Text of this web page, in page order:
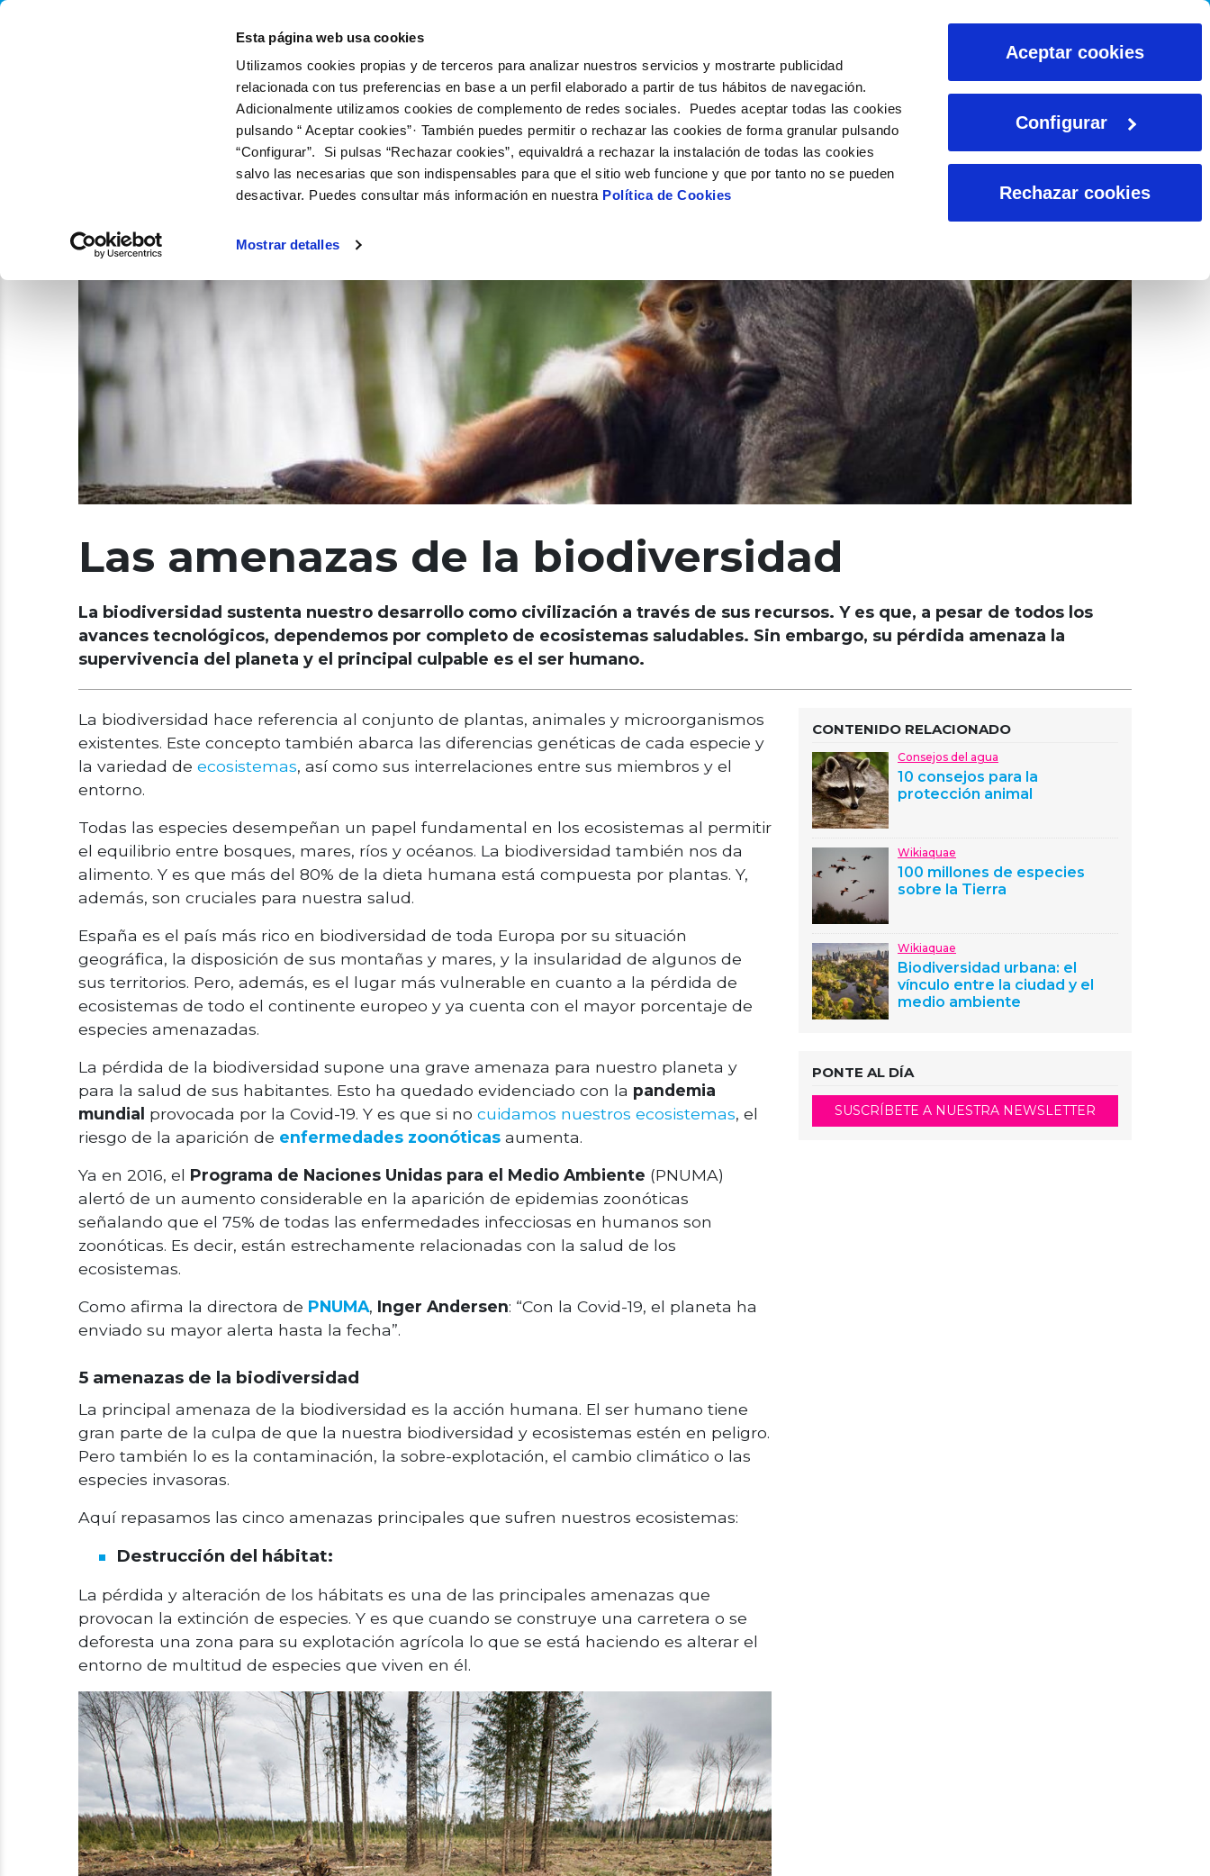
Esta página web usa cookies
Utilizamos cookies propias y de terceros para analizar nuestros servicios y mostrarte publicidad
relacionada con tus preferencias en base a un perfil elaborado a partir de tus hábitos de navegación.
Adicionalmente utilizamos cookies de complemento de redes sociales. Puedes aceptar todas las cookies
pulsando “ Aceptar cookies”· También puedes permitir o rechazar las cookies de forma granular pulsando
“Configurar”. Si pulsas “Rechazar cookies”, equivaldrá a rechazar la instalación de todas las cookies
salvo las necesarias que son indispensables para que el sitio web funcione y que por tanto no se pueden
desactivar. Puedes consultar más información en nuestra Política de Cookies
Mostrar detalles
Aceptar cookies
Configurar
Rechazar cookies
QUIÉNES SOMOS QUÉ HACEMOS
Las amenazas de la biodiversidad
La biodiversidad sustenta nuestro desarrollo como civilización a través de sus recursos. Y es que, a pesar de todos los
avances tecnológicos, dependemos por completo de ecosistemas saludables. Sin embargo, su pérdida amenaza la
supervivencia del planeta y el principal culpable es el ser humano.
La biodiversidad hace referencia al conjunto de plantas, animales y microorganismos
existentes. Este concepto también abarca las diferencias genéticas de cada especie y
la variedad de ecosistemas, así como sus interrelaciones entre sus miembros y el
entorno.
Todas las especies desempeñan un papel fundamental en los ecosistemas al permitir
el equilibrio entre bosques, mares, ríos y océanos. La biodiversidad también nos da
alimento. Y es que más del 80% de la dieta humana está compuesta por plantas. Y,
además, son cruciales para nuestra salud.
España es el país más rico en biodiversidad de toda Europa por su situación
geográfica, la disposición de sus montañas y mares, y la insularidad de algunos de
sus territorios. Pero, además, es el lugar más vulnerable en cuanto a la pérdida de
ecosistemas de todo el continente europeo y ya cuenta con el mayor porcentaje de
especies amenazadas.
La pérdida de la biodiversidad supone una grave amenaza para nuestro planeta y
para la salud de sus habitantes. Esto ha quedado evidenciado con la pandemia
mundial provocada por la Covid-19. Y es que si no cuidamos nuestros ecosistemas, el
riesgo de la aparición de enfermedades zoonóticas aumenta.
Ya en 2016, el Programa de Naciones Unidas para el Medio Ambiente (PNUMA)
alertó de un aumento considerable en la aparición de epidemias zoonóticas
señalando que el 75% de todas las enfermedades infecciosas en humanos son
zoonóticas. Es decir, están estrechamente relacionadas con la salud de los
ecosistemas.
Como afirma la directora de PNUMA, Inger Andersen: “Con la Covid-19, el planeta ha
enviado su mayor alerta hasta la fecha”.
5 amenazas de la biodiversidad
La principal amenaza de la biodiversidad es la acción humana. El ser humano tiene
gran parte de la culpa de que la nuestra biodiversidad y ecosistemas estén en peligro.
Pero también lo es la contaminación, la sobre-explotación, el cambio climático o las
especies invasoras.
Aquí repasamos las cinco amenazas principales que sufren nuestros ecosistemas:
Destrucción del hábitat:
La pérdida y alteración de los hábitats es una de las principales amenazas que
provocan la extinción de especies. Y es que cuando se construye una carretera o se
deforesta una zona para su explotación agrícola lo que se está haciendo es alterar el
entorno de multitud de especies que viven en él.
CONTENIDO RELACIONADO
Consejos del agua
10 consejos para la
protección animal
Wikiaquae
100 millones de especies
sobre la Tierra
Wikiaquae
Biodiversidad urbana: el
vínculo entre la ciudad y el
medio ambiente
PONTE AL DÍA
SUSCRÍBETE A NUESTRA NEWSLETTER